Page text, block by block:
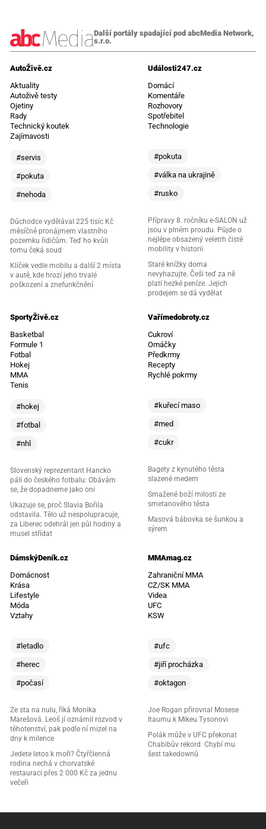
Další portály spadající pod abcMedia Network,
s.r.o.
AutoŽivě.cz
Aktuality
Autoživě testy
Ojetiny
Rady
Technický koutek
Zajímavosti
#servis
#pokuta
#nehoda
Důchodce vydělával 225 tisíc Kč
měsíčně pronájmem vlastního
pozemku řidičům. Teď ho kvůli
tomu čeká soud
Klíček vedle mobilu a další 2 místa
v autě, kde hrozí jeho trvalé
poškození a znefunkčnění
Události247.cz
Domácí
Komentáře
Rozhovory
Spotřebitel
Technologie
#pokuta
#válka na ukrajině
#rusko
Přípravy 8. ročníku e-SALON už
jsou v plném proudu. Půjde o
nejlépe obsazený veletrh čisté
mobility v historii
Staré knížky doma
nevyhazujte. Češi teď za ně
platí hezké peníze. Jejich
prodejem se dá vydělat
SportyŽivě.cz
Basketbal
Formule 1
Fotbal
Hokej
MMA
Tenis
#hokej
#fotbal
#nhl
Slovenský reprezentant Hancko
pálí do českého fotbalu: Obávám
se, že dopadneme jako oni
Ukazuje se, proč Slavia Bořila
odstavila. Tělo už nespolupracuje,
za Liberec odehrál jen půl hodiny a
musel střídat
Vařímedobroty.cz
Cukroví
Omáčky
Předkrmy
Recepty
Rychlé pokrmy
#kuřecí maso
#med
#cukr
Bagety z kynutého těsta
slazené medem
Smažené boží milosti ze
smetanového těsta
Masová bábovka se šunkou a
sýrem
DámskýDeník.cz
Domácnost
Krása
Lifestyle
Móda
Vztahy
#letadlo
#herec
#počasí
Ze sta na nulu, říká Monika
Marešová. Leoš jí oznámil rozvod v
těhotenství, pak podle ní mizel na
dny k milence
Jedete letos k moři? Čtyřčlenná
rodina nechá v chorvatské
restauraci přes 2 000 Kč za jednu
večeři
MMAmag.cz
Zahraniční MMA
CZ/SK MMA
Videa
UFC
KSW
#ufc
#jiří procházka
#oktagon
Joe Rogan přirovnal Mosese
Itaumu k Mikeu Tysonovi
Polák může v UFC překonat
Chabibův rekord. Chybí mu
šest takedownů